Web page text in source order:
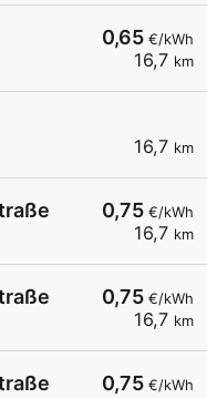
0,65 €/kWh
16,7 km
16,7 km
0,75 €/kWh
16,7 km
0,75 €/kWh
16,7 km
0,75 €/kWh